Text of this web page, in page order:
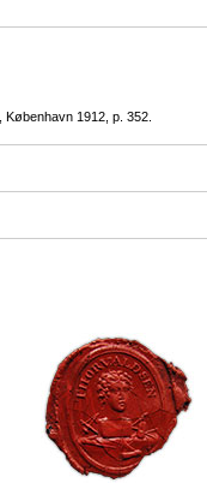
, København 1912, p. 352.